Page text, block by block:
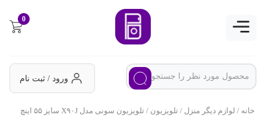
0
ورود / ثبت نام
خانه/ لوازم دیگر منزل/ تلویزیون/ تلویزیون سونی مدل X۹۰J سایز ۵۵ اینچ